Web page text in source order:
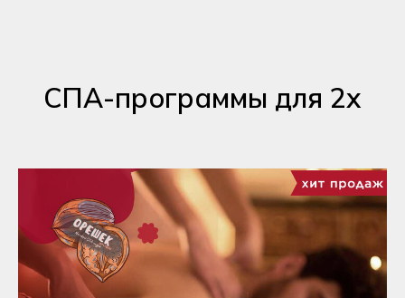
СПА-программы для 2х